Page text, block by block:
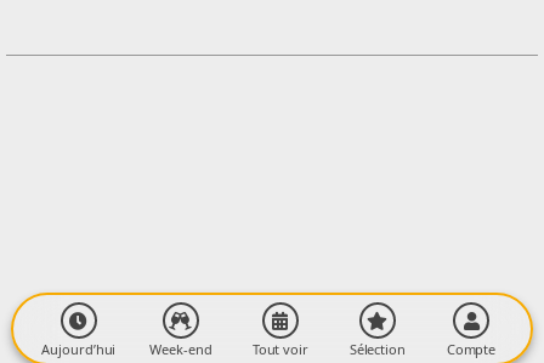
Contacter l'organisateur
Aujourd’hui Week-end Tout voir Sélection Compte